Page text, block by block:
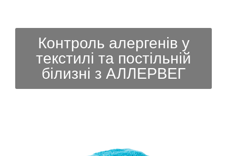
Контроль алергенів у
текстилі та постільній
білизні з АЛЛЕРВЕГ